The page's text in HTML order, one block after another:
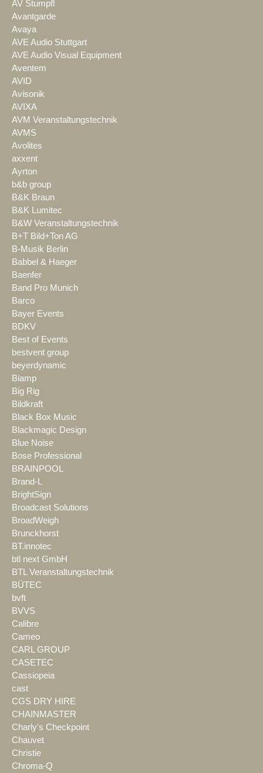
AV Stumpfl
Avantgarde
Avaya
AVE Audio Stuttgart
AVE Audio Visual Equipment
Aventem
AVID
Avisonik
AVIXA
AVM Veranstaltungstechnik
AVMS
Avolites
axxent
Ayrton
b&b group
B&K Braun
B&K Lumitec
B&W Veranstaltungstechnik
B+T Bild+Ton AG
B-Musik Berlin
Babbel & Haeger
Baenfer
Band Pro Munich
Barco
Bayer Events
BDKV
Best of Events
bestvent group
beyerdynamic
Biamp
Big Rig
Bildkraft
Black Box Music
Blackmagic Design
Blue Noise
Bose Professional
BRAINPOOL
Brand-L
BrightSign
Broadcast Solutions
BroadWeigh
Brunckhorst
BT.innotec
btl next GmbH
BTL Veranstaltungstechnik
BÜTEC
bvft
BVVS
Calibre
Cameo
CARL GROUP
CASETEC
Cassiopeia
cast
CGS DRY HIRE
CHAINMASTER
Charly's Checkpoint
Chauvet
Christie
Chroma-Q